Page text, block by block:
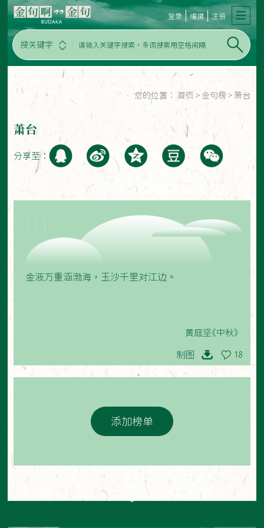
搜关键字
登录 编撰 注册
您的位置： 首页 > 金句榜 > 萧台
萧台
分享至：
金液万重涵渤海，玉沙千里对江边。
黄庭坚《中秋》
制图 18
添加榜单